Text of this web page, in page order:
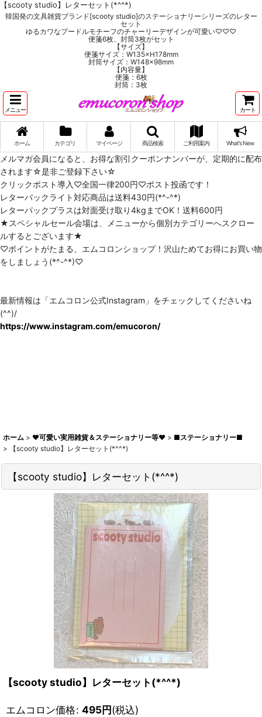
【scooty studio】レターセット(*^^*)
韓国発の文具雑貨ブランド[scooty studio]のステーショナリーシリーズのレター
セット
ゆるカワなプードルモチーフのチャーリーデザインが可愛い♡♡♡
便箋6枚、封筒3枚がセット
【サイズ】
便箋サイズ：W135×H178mm
封筒サイズ：W148×98mm
【内容量】
便箋：6枚
封筒：3枚
メニュー カート
ホーム カテゴリ マイページ 商品検索 ご利用案内 What's New
メルマガ会員になると、お得な割引クーポンナンバーが、定期的に配布
されます☆是非ご登録下さい☆
クリックポスト導入♡全国一律200円♡ポスト投函です！
レターパックライト対応商品は送料430円(*^-^*)
レターパックプラスは対面受け取り4kgまでOK！送料600円
★スペシャルセール会場は、メニューから個別カテゴリーへスクロー
ルするとございます★
♡ポイントがたまる、エムコロンショップ！沢山ためてお得にお買い物
をしましょう(*^-^*)♡
最新情報は「エムコロン公式Instagram」をチェックしてくださいね
(^^)/
https://www.instagram.com/emucoron/
ホーム > ♥可愛い実用雑貨＆ステーショナリー等♥ > ■ステーショナリー■
>
【scooty studio】レターセット(*^^*)
【scooty studio】レターセット(*^^*)
【scooty studio】レターセット(*^^*)
エムコロン価格: 495円(税込)